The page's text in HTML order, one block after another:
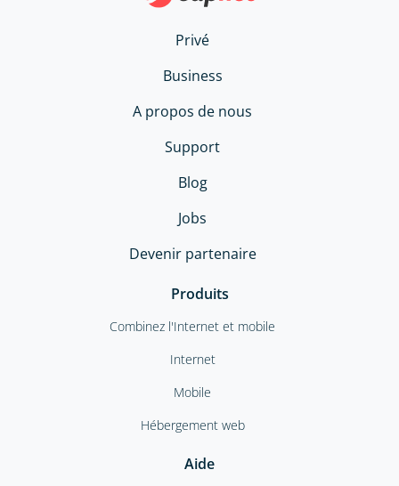
Privé
Business
A propos de nous
Support
Blog
Jobs
Devenir partenaire
Produits
Combinez l'Internet et mobile
Internet
Mobile
Hébergement web
Aide